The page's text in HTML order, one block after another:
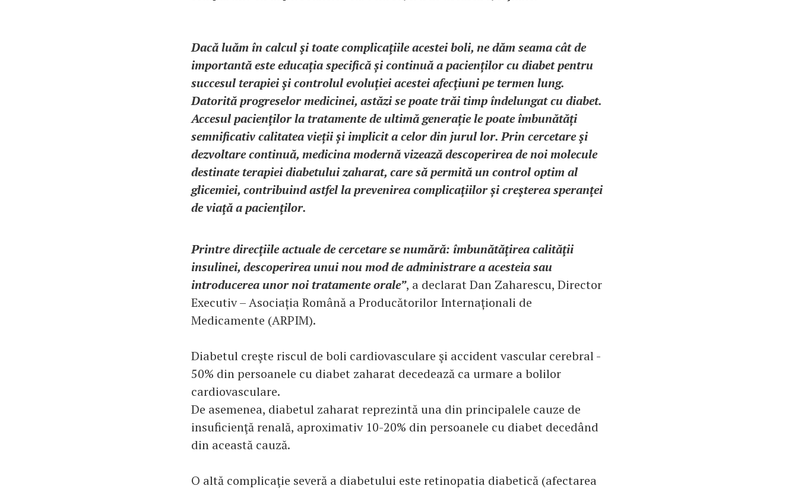
Dacă luăm în calcul şi toate complicaţiile acestei boli, ne dăm seama cât de
importantă este educația specifică și continuă a pacienților cu diabet pentru
succesul terapiei şi controlul evoluţiei acestei afecţiuni pe termen lung.
Datorită progreselor medicinei, astăzi se poate trăi timp îndelungat cu diabet.
Accesul pacienţilor la tratamente de ultimă generație le poate îmbunătăți
semnificativ calitatea vieții și implicit a celor din jurul lor. Prin cercetare şi
dezvoltare continuă, medicina modernă vizează descoperirea de noi molecule
destinate terapiei diabetului zaharat, care să permită un control optim al
glicemiei, contribuind astfel la prevenirea complicaţiilor și creşterea speranţei
de viaţă a pacienţilor.
Printre direcţiile actuale de cercetare se numără: îmbunătăţirea calităţii
insulinei, descoperirea unui nou mod de administrare a acesteia sau
introducerea unor noi tratamente orale”, a declarat Dan Zaharescu, Director
Executiv – Asociația Română a Producătorilor Internaționali de
Medicamente (ARPIM).
Diabetul creşte riscul de boli cardiovasculare şi accident vascular cerebral -
50% din persoanele cu diabet zaharat decedează ca urmare a bolilor
cardiovasculare.
De asemenea, diabetul zaharat reprezintă una din principalele cauze de
insuficienţă renală, aproximativ 10-20% din persoanele cu diabet decedând
din această cauză.
O altă complicaţie severă a diabetului este retinopatia diabetică (afectarea